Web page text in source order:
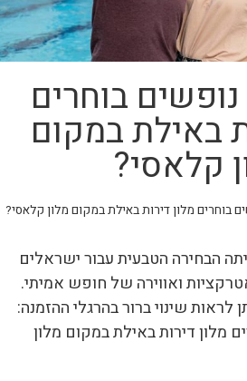
בוחרים
באילת במקום
קלאסי?
בוחרים מלון דירות באילת במקום מלון קלאסי?
הבחירה הטבעית עבור ישראלים
ואווירה של חופש אמיתי.
לראות שינוי ברור בהרגלי ההזמנה:
מלון דירות באילת במקום מלון